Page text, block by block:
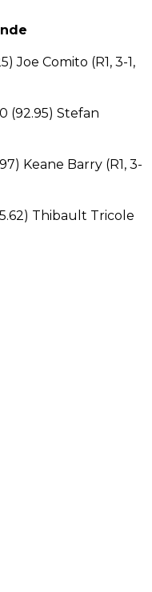
Joe Comito (R1, 3-1,
(92.95) Stefan
Keane Barry (R1, 3-
Thibault Tricole